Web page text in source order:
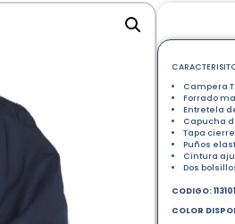
Campera
Forrado
Entretela
Capucha
Tapa
Puños
Cintura
Dos
CODIGO:
COLOR